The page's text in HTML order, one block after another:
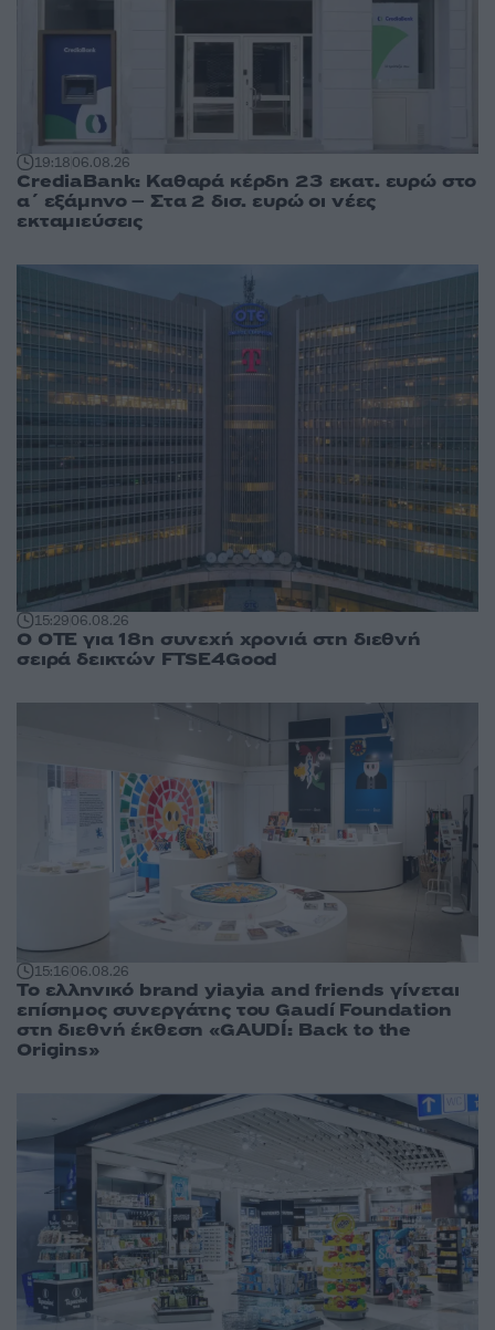
19:1806.08.26
CrediaBank: Καθαρά κέρδη 23 εκατ. ευρώ στο
α΄ εξάμηνο – Στα 2 δισ. ευρώ οι νέες
εκταμιεύσεις
15:2906.08.26
Ο ΟΤΕ για 18η συνεχή χρονιά στη διεθνή
σειρά δεικτών FTSE4Good
15:1606.08.26
Το ελληνικό brand yiayia and friends γίνεται
επίσημος συνεργάτης του Gaudí Foundation
στη διεθνή έκθεση «GAUDÍ: Back to the
Origins»